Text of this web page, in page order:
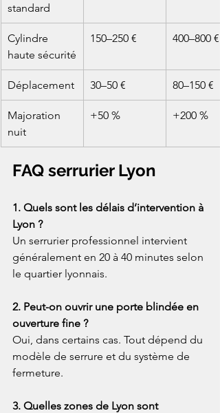
standard
Cylindre
haute sécurité
150–250 € 400–800 €
Déplacement 30–50 € 80–150 €
Majoration
nuit
+50 % +200 %
FAQ serrurier Lyon
1. Quels sont les délais d’intervention à
Lyon ?
Un serrurier professionnel intervient
généralement en 20 à 40 minutes selon
le quartier lyonnais.
2. Peut-on ouvrir une porte blindée en
ouverture fine ?
Oui, dans certains cas. Tout dépend du
modèle de serrure et du système de
fermeture.
3. Quelles zones de Lyon sont